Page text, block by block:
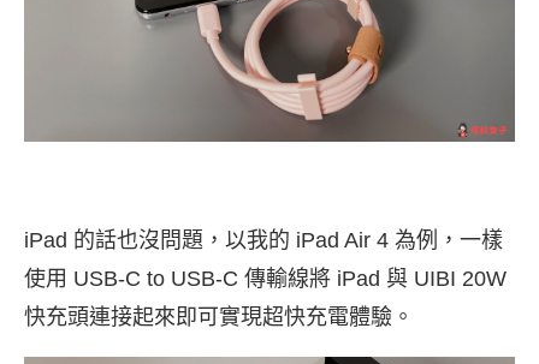
iPad 的話也沒問題，以我的 iPad Air 4 為例，一樣
使用 USB-C to USB-C 傳輸線將 iPad 與 UIBI 20W
快充頭連接起來即可實現超快充電體驗。